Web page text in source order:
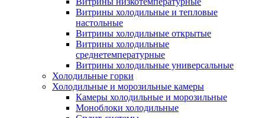
Витрины холодильные и тепловые
настольные
Витрины холодильные открытые
Витрины холодильные
среднетемпературные
Витрины холодильные универсальные
Холодильные горки
Холодильные и морозильные камеры
Камеры холодильные и морозильные
Моноблоки холодильные